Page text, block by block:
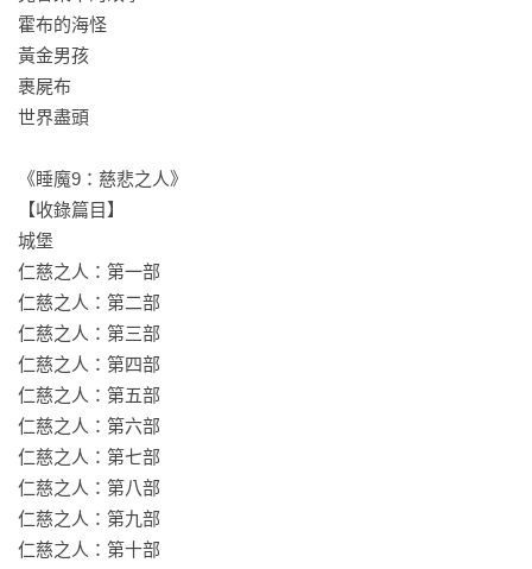
霍布的海怪
黃金男孩
裹屍布
世界盡頭
《睡魔9：慈悲之人》
【收錄篇目】
城堡
仁慈之人：第一部
仁慈之人：第二部
仁慈之人：第三部
仁慈之人：第四部
仁慈之人：第五部
仁慈之人：第六部
仁慈之人：第七部
仁慈之人：第八部
仁慈之人：第九部
仁慈之人：第十部